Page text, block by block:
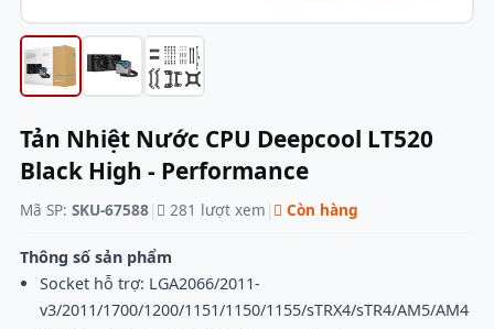
Tản Nhiệt Nước CPU Deepcool LT520
Black High - Performance
Mã SP: SKU-67588| 281 lượt xem | Còn hàng
Thông số sản phẩm
Socket hỗ trợ: LGA2066/2011-
v3/2011/1700/1200/1151/1150/1155/sTRX4/sTR4/AM5/AM4